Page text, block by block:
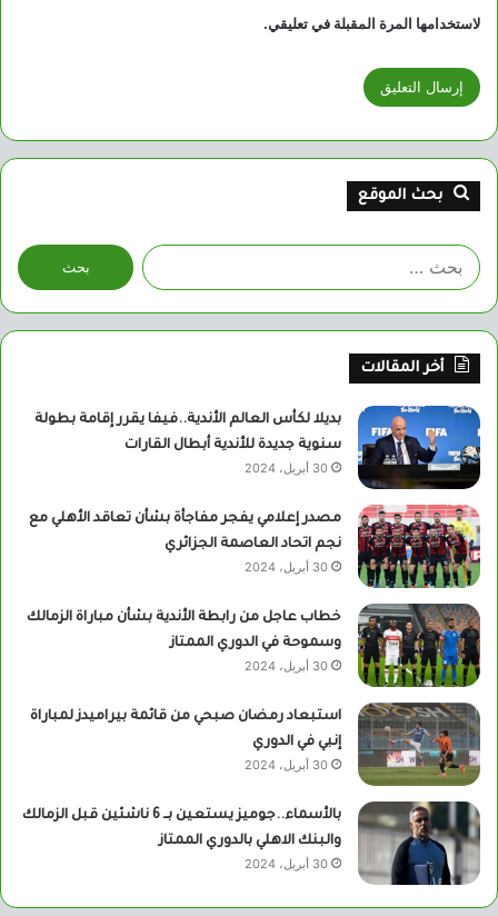
لاستخدامها المرة المقبلة في تعليقي.
بحث الموقع
البحث
عن:
أخر المقالات
بديلا لكأس العالم الأندية..فيفا يقرر إقامة بطولة
سنوية جديدة للأندية أبطال القارات
30 أبريل، 2024
مصدر إعلامي يفجر مفاجأة بشأن تعاقد الأهلي مع
نجم اتحاد العاصمة الجزائري
30 أبريل، 2024
خطاب عاجل من رابطة الأندية بشأن مباراة الزمالك
وسموحة في الدوري الممتاز
30 أبريل، 2024
استبعاد رمضان صبحي من قائمة بيراميدز لمباراة
إنبي في الدوري
30 أبريل، 2024
بالأسماء..جوميز يستعين بــ 6 ناشئين قبل الزمالك
والبنك الاهلي بالدوري الممتاز
30 أبريل، 2024